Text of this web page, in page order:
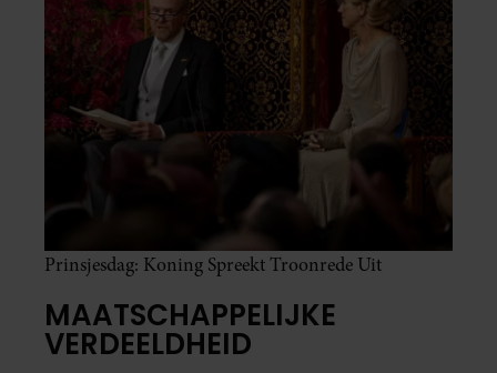
Prinsjesdag: Koning Spreekt Troonrede Uit
MAATSCHAPPELIJKE
VERDEELDHEID